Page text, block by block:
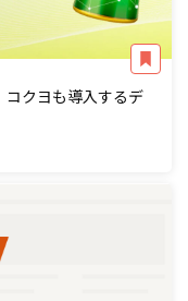
コクヨも導入するデ